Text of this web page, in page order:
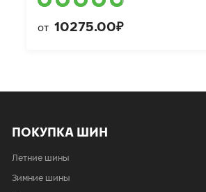
от 10275.00₽
ПОКУПКА ШИН
Летние шины
Зимние шины